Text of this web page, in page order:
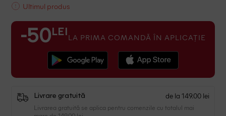
Ultimul produs
-50 LEI LA PRIMA COMANDĂ ÎN APLICAȚIE
Livrare gratuită de la 149.00 lei
Livrarea gratuită se aplica pentru comenzile cu totalul mai